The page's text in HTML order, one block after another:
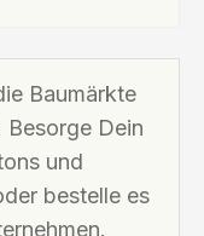
Baumärkte
Dein
und
bestelle es